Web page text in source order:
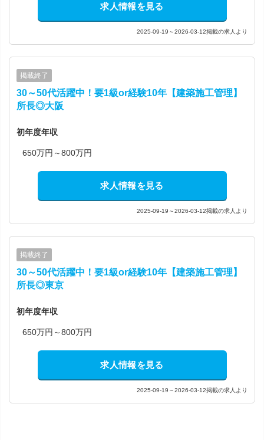
求人情報を見る
2025-09-19～2026-03-12掲載の求人より
掲載終了
30～50代活躍中！要1級or経験10年【建築施工管理】
所長◎大阪
初年度年収
650万円～800万円
求人情報を見る
2025-09-19～2026-03-12掲載の求人より
掲載終了
30～50代活躍中！要1級or経験10年【建築施工管理】
所長◎東京
初年度年収
650万円～800万円
求人情報を見る
2025-09-19～2026-03-12掲載の求人より